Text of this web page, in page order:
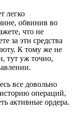
легко
обвинив во
что не
за эти средства
К тому же не
тут уж точно,
все довольно
операций,
активные ордера.